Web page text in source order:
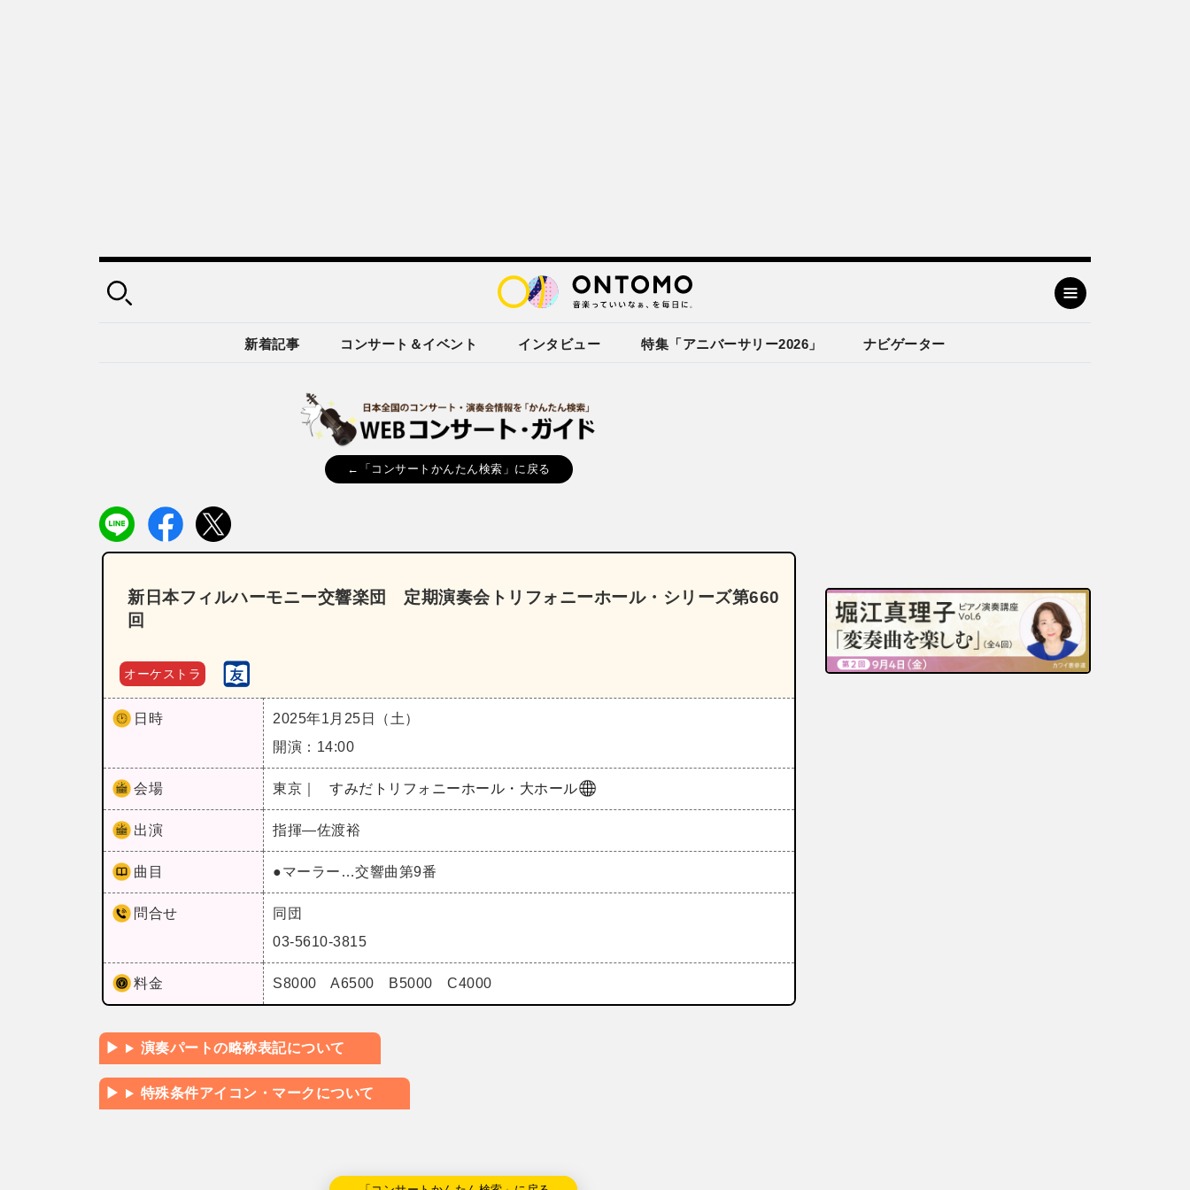
新着記事 コンサート＆イベント インタビュー 特集「アニバーサリー2026」 ナビゲーター
←「コンサートかんたん検索」に戻る
新日本フィルハーモニー交響楽団 定期演奏会トリフォニーホール・シリーズ第660
回
オーケストラ
日時
2025年1月25日（土）
開演：14:00
会場 東京｜ すみだトリフォニーホール・大ホール
出演 指揮―佐渡裕
曲目 ●マーラー…交響曲第9番
問合せ
同団
03-5610-3815
料金 S8000 A6500 B5000 C4000
演奏パートの略称表記について
特殊条件アイコン・マークについて